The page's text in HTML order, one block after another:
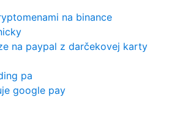
na binance
na paypal z darčekovej karty
pa
google pay